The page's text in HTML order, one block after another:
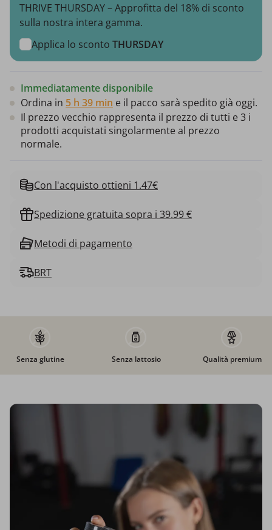
THRIVE THURSDAY – Approfitta del 18% di sconto
sulla nostra intera gamma.
Applica lo sconto THURSDAY
Immediatamente disponibile
Ordina in 5 h 39 min e il pacco sarà spedito già oggi.
Il prezzo vecchio rappresenta il prezzo di tutti e 3 i
prodotti acquistati singolarmente al prezzo
normale.
Con l'acquisto ottieni 1.47€
Spedizione gratuita sopra i 39.99 €
Metodi di pagamento
BRT
Senza glutine Senza lattosio Qualità premium